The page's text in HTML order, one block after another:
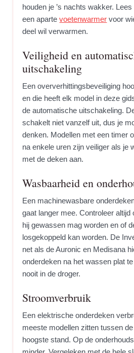
houden je ’s nachts wakker.
een apartevoetenwarmer voor
deel wil verwarmen.
Veiligheid en
uitschakeling
Een oververhittingsbeveiliging
en die heeft elk model in deze
de automatische uitschakeling.
schakelt niet vanzelf uit, dus je
denken. Modellen met een timer
na enkele uren zijn veiliger als je
met de deken aan.
Wasbaarheid en
Een machinewasbare
gaat langer mee. Controleer
hij gewassen mag worden en of
losgekoppeld kan worden. De
net als de Auronic en Medisana
onderdeken na het wassen plat
nooit in de droger.
Stroomverbruik
Een elektrische onderdeken
meeste modellen zitten tussen
hoogste stand. Op de